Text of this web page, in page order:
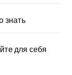
знать
для себя